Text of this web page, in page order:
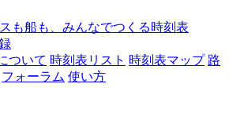
も船も、みんなでつくる時刻表
ついて 時刻表リスト 時刻表マップ 路
フォーラム 使い方